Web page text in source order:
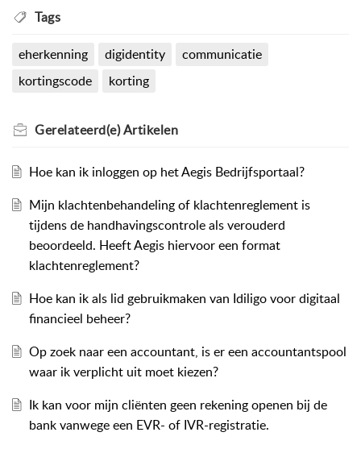
Tags
eherkenning digidentity
communicatie
kortingscode
korting
Gerelateerd(e)Artikelen
Hoe kan ik inloggen op het Aegis Bedrijfsportaal?
Mijn klachtenbehandeling of klachtenreglement is
tijdens de handhavingscontrole als verouderd
beoordeeld. Heeft Aegis hiervoor een format
klachtenreglement?
Hoe kan ik als lid gebruikmaken van Idiligo voor digitaal
financieel beheer?
Op zoek naar een accountant, is er een accountantspool
waar ik verplicht uit moet kiezen?
Ik kan voor mijn cliënten geen rekening openen bij de
bank vanwege een EVR- of IVR-registratie.